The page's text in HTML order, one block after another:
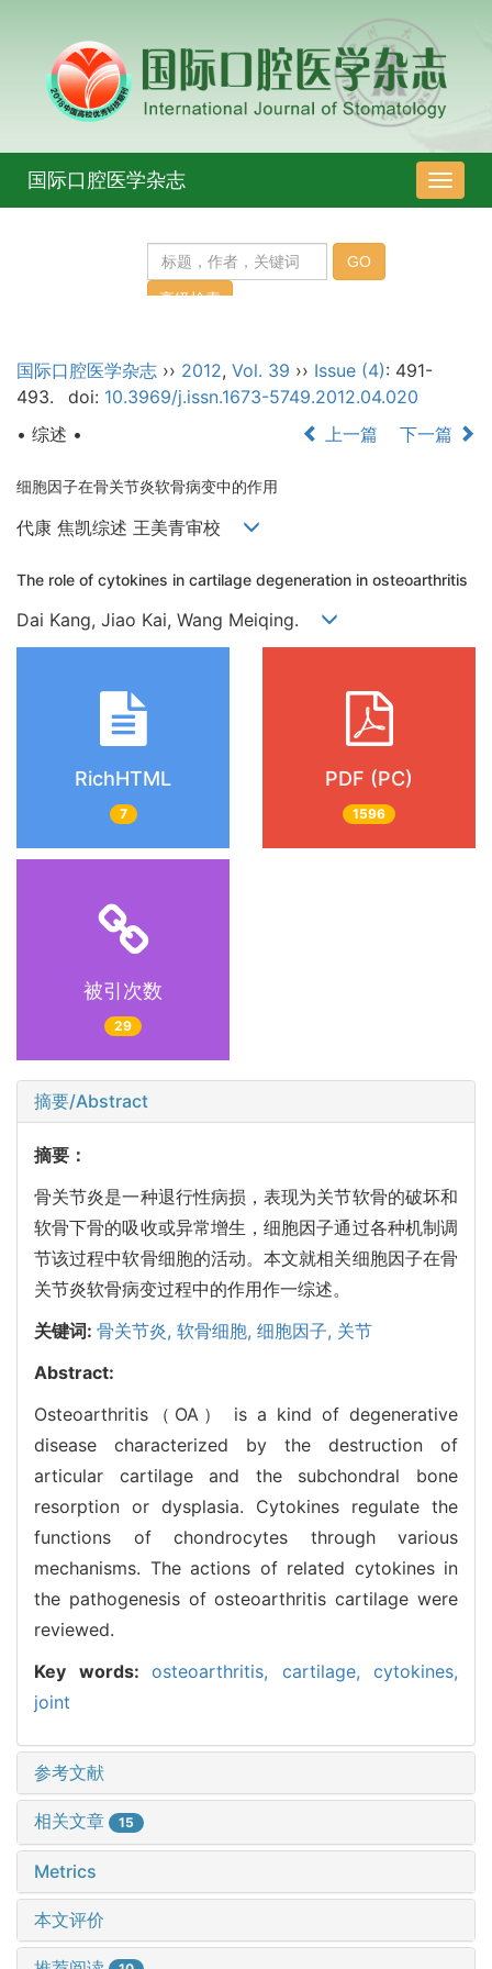
导
航
国际口腔医学杂志
国际口腔医学杂志 ›› 2012, Vol. 39 ›› Issue (4): 491-
493.
doi: 10.3969/j.issn.1673-5749.2012.04.020
• 综述 •
上一篇 下一篇
细胞因子在骨关节炎软骨病变中的作用
代康 焦凯综述 王美青审校
The role of cytokines in cartilage degeneration in osteoarthritis
Dai Kang, Jiao Kai, Wang Meiqing.
RichHTML
7
PDF (PC)
1596
被引次数
29
摘要/Abstract
摘要：
骨关节炎是一种退行性病损，表现为关节软骨的破坏和
软骨下骨的吸收或异常增生，细胞因子通过各种机制调
节该过程中软骨细胞的活动。本文就相关细胞因子在骨
关节炎软骨病变过程中的作用作一综述。
关键词: 骨关节炎, 软骨细胞, 细胞因子, 关节
Abstract:
Osteoarthritis（OA） is a kind of degenerative
disease characterized by the destruction of
articular cartilage and the subchondral bone
resorption or dysplasia. Cytokines regulate the
functions of chondrocytes through various
mechanisms. The actions of related cytokines in
the pathogenesis of osteoarthritis cartilage were
reviewed.
Key words: osteoarthritis, cartilage, cytokines,
joint
参考文献
相关文章 15
Metrics
本文评价